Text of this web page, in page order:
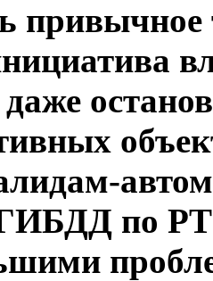
по РТ